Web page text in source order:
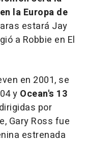
la Europa de
estará Jay
a Robbie en El
en 2001, se
y Ocean's 13
por
Gary Ross fue
estrenada